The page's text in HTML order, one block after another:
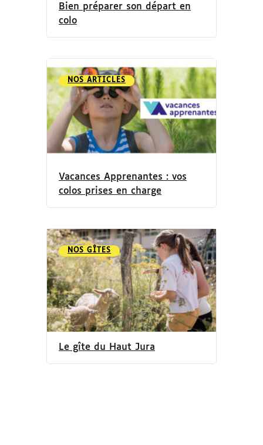
Bien préparer son départ en
colo
NOS ARTICLES
Vacances Apprenantes : vos
colos prises en charge
NOS GÎTES
Le gîte du Haut Jura